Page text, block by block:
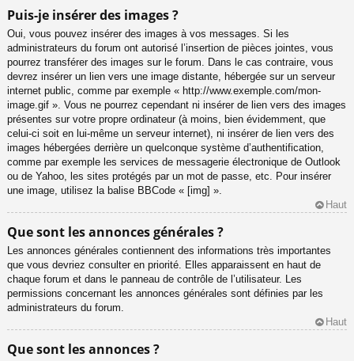
Puis-je insérer des images ?
Oui, vous pouvez insérer des images à vos messages. Si les
administrateurs du forum ont autorisé l’insertion de pièces jointes, vous
pourrez transférer des images sur le forum. Dans le cas contraire, vous
devrez insérer un lien vers une image distante, hébergée sur un serveur
internet public, comme par exemple « http://www.exemple.com/mon-
image.gif ». Vous ne pourrez cependant ni insérer de lien vers des images
présentes sur votre propre ordinateur (à moins, bien évidemment, que
celui-ci soit en lui-même un serveur internet), ni insérer de lien vers des
images hébergées derrière un quelconque système d’authentification,
comme par exemple les services de messagerie électronique de Outlook
ou de Yahoo, les sites protégés par un mot de passe, etc. Pour insérer
une image, utilisez la balise BBCode « [img] ».
Haut
Que sont les annonces générales ?
Les annonces générales contiennent des informations très importantes
que vous devriez consulter en priorité. Elles apparaissent en haut de
chaque forum et dans le panneau de contrôle de l’utilisateur. Les
permissions concernant les annonces générales sont définies par les
administrateurs du forum.
Haut
Que sont les annonces ?